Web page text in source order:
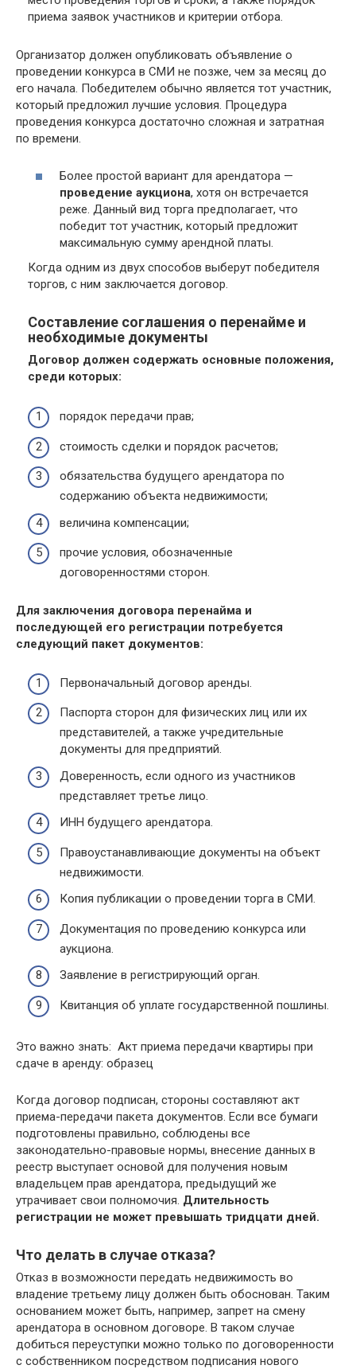
приема заявок участников и критерии отбора.
Организатор должен опубликовать объявление о
проведении конкурса в СМИ не позже, чем за месяц до
его начала. Победителем обычно является тот участник,
который предложил лучшие условия. Процедура
проведения конкурса достаточно сложная и затратная
по времени.
Более простой вариант для арендатора —
проведение аукциона, хотя он встречается
реже. Данный вид торга предполагает, что
победит тот участник, который предложит
максимальную сумму арендной платы.
Когда одним из двух способов выберут победителя
торгов, с ним заключается договор.
Составление соглашения о перенайме и
необходимые документы
Договор должен содержать основные положения,
среди которых:
порядок передачи прав;
стоимость сделки и порядок расчетов;
обязательства будущего арендатора по
содержанию объекта недвижимости;
величина компенсации;
прочие условия, обозначенные
договоренностями сторон.
Для заключения договора перенайма и
последующей его регистрации потребуется
следующий пакет документов:
Первоначальный договор аренды.
Паспорта сторон для физических лиц или их
представителей, а также учредительные
документы для предприятий.
Доверенность, если одного из участников
представляет третье лицо.
ИНН будущего арендатора.
Правоустанавливающие документы на объект
недвижимости.
Копия публикации о проведении торга в СМИ.
Документация по проведению конкурса или
аукциона.
Заявление в регистрирующий орган.
Квитанция об уплате государственной пошлины.
Это важно знать: Акт приема передачи квартиры при
сдаче в аренду: образец
Когда договор подписан, стороны составляют акт
приема-передачи пакета документов. Если все бумаги
подготовлены правильно, соблюдены все
законодательно-правовые нормы, внесение данных в
реестр выступает основой для получения новым
владельцем прав арендатора, предыдущий же
утрачивает свои полномочия. Длительность
регистрации не может превышать тридцати дней.
Что делать в случае отказа?
Отказ в возможности передать недвижимость во
владение третьему лицу должен быть обоснован. Таким
основанием может быть, например, запрет на смену
арендатора в основном договоре. В таком случае
добиться переуступки можно только по договоренности
с собственником посредством подписания нового